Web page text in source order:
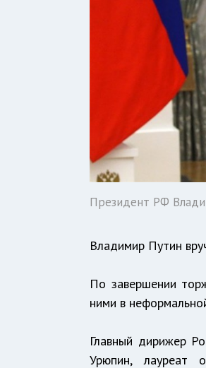
Президент РФ
Владимир Путин
По завершении
ними в
Главный дирижер
Урюпин, лауреат